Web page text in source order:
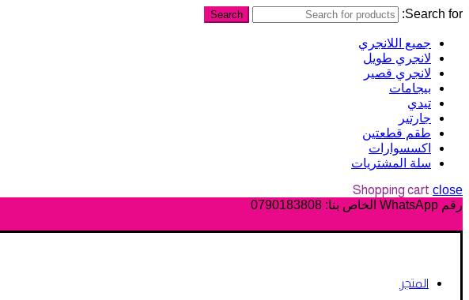
Search for:
Search
جميع اللانجري
لانجري طويل
لانجري قصير
بيجامات
تيدي
جارتير
طقم قطعتين
اكسسوارات
سلة المشتريات
Shopping cart close
رقم WhatsApp الخاص بنا:
0790183808
المتجر